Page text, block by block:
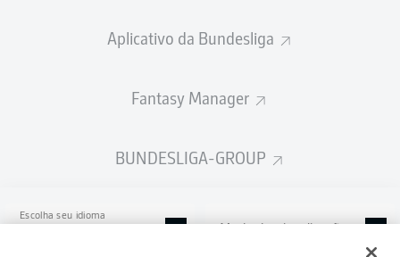
Aplicativo da Bundesliga
Fantasy Manager
BUNDESLIGA-GROUP
Escolha seu idioma